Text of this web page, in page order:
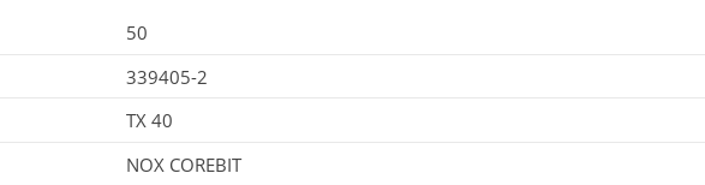
50
339405-2
TX 40
NOX COREBIT